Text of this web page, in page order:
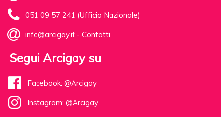
051 09 57 241 (Ufficio Nazionale)
info@arcigay.it - Contatti
Segui Arcigay su
Facebook: @Arcigay
Instagram: @Arcigay